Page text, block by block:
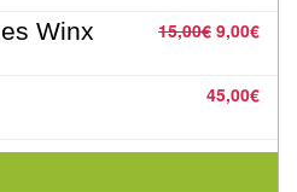
15,00€ 9,00€
Winx
45,00€